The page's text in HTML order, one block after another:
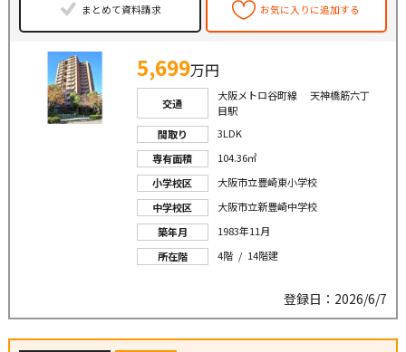
まとめて資料請求 お気に入りに追加する
5,699万円
交通
大阪メトロ谷町線 天神橋筋六丁
目駅
間取り
3LDK
専有面積
104.36㎡
小学校区
大阪市立豊崎東小学校
中学校区
大阪市立新豊崎中学校
築年月
1983年11月
所在階
4階 / 14階建
登録日：2026/6/7